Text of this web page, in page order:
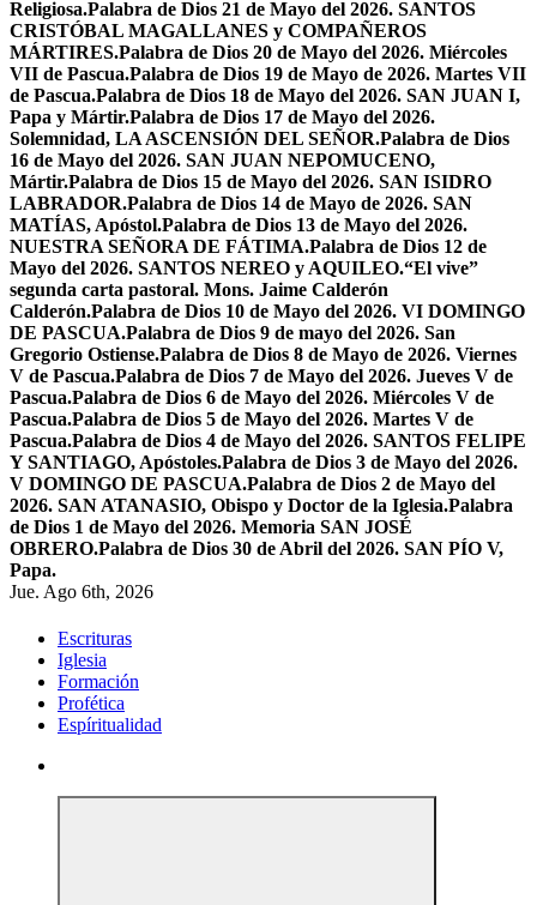
Religiosa.Palabra de Dios 21 de Mayo del 2026. SANTOS
CRISTÓBAL MAGALLANES y COMPAÑEROS
MÁRTIRES.Palabra de Dios 20 de Mayo del 2026. Miércoles
VII de Pascua.Palabra de Dios 19 de Mayo de 2026. Martes VII
de Pascua.Palabra de Dios 18 de Mayo del 2026. SAN JUAN I,
Papa y Mártir.Palabra de Dios 17 de Mayo del 2026.
Solemnidad, LA ASCENSIÓN DEL SEÑOR.Palabra de Dios
16 de Mayo del 2026. SAN JUAN NEPOMUCENO,
Mártir.Palabra de Dios 15 de Mayo del 2026. SAN ISIDRO
LABRADOR.Palabra de Dios 14 de Mayo de 2026. SAN
MATÍAS, Apóstol.Palabra de Dios 13 de Mayo del 2026.
NUESTRA SEÑORA DE FÁTIMA.Palabra de Dios 12 de
Mayo del 2026. SANTOS NEREO y AQUILEO.“El vive”
segunda carta pastoral. Mons. Jaime Calderón
Calderón.Palabra de Dios 10 de Mayo del 2026. VI DOMINGO
DE PASCUA.Palabra de Dios 9 de mayo del 2026. San
Gregorio Ostiense.Palabra de Dios 8 de Mayo de 2026. Viernes
V de Pascua.Palabra de Dios 7 de Mayo del 2026. Jueves V de
Pascua.Palabra de Dios 6 de Mayo del 2026. Miércoles V de
Pascua.Palabra de Dios 5 de Mayo del 2026. Martes V de
Pascua.Palabra de Dios 4 de Mayo del 2026. SANTOS FELIPE
Y SANTIAGO, Apóstoles.Palabra de Dios 3 de Mayo del 2026.
V DOMINGO DE PASCUA.Palabra de Dios 2 de Mayo del
2026. SAN ATANASIO, Obispo y Doctor de la Iglesia.Palabra
de Dios 1 de Mayo del 2026. Memoria SAN JOSÉ
OBRERO.Palabra de Dios 30 de Abril del 2026. SAN PÍO V,
Papa.
Jue. Ago 6th, 2026
Escrituras
Iglesia
Formación
Profética
Espíritualidad